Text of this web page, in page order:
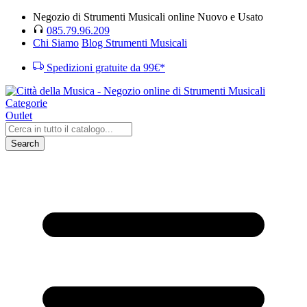
Negozio di Strumenti Musicali online Nuovo e Usato
085.79.96.209
Chi Siamo Blog Strumenti Musicali
Spedizioni gratuite da 99€*
Categorie
Outlet
Search